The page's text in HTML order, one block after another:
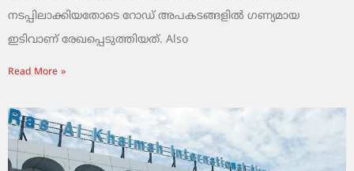
നടപ്പിലാക്കിയതോടെ റോഡ് അപകടങ്ങളിൽ ഗണ്യമായ
ഇടിവാണ് രേഖപ്പെടുത്തിയത്. Also
Read More »